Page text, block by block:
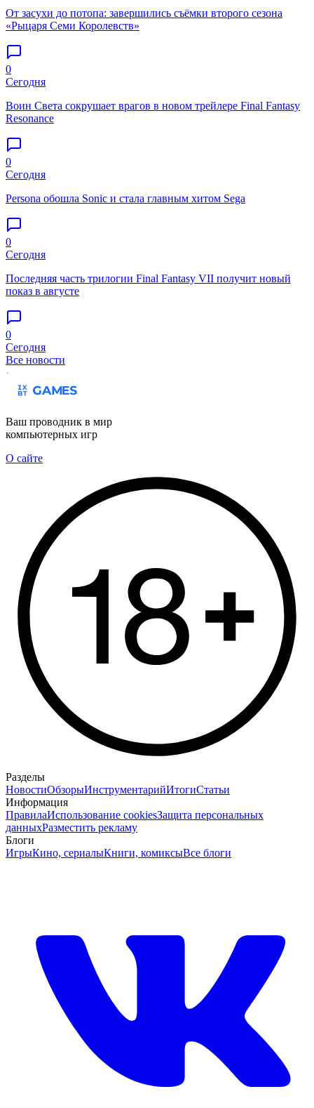
От засухи до потопа: завершились съёмки второго сезона
«Рыцаря Семи Королевств»
0
Сегодня
Воин Света сокрушает врагов в новом трейлере Final Fantasy
Resonance
0
Сегодня
Persona обошла Sonic и стала главным хитом Sega
0
Сегодня
Последняя часть трилогии Final Fantasy VII получит новый
показ в августе
0
Сегодня
Все новости
Ваш проводник в мир
компьютерных игр
О сайте
Разделы
НовостиОбзорыИнструментарийИтогиСтатьи
Информация
ПравилаИспользование cookiesЗащита персональных
данныхРазместить рекламу
Блоги
ИгрыКино, сериалыКниги, комиксыВсе блоги